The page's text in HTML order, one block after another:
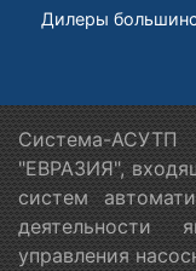
Дилеры
Система-
"ЕВРАЗИЯ",
систем
деятельности
управления